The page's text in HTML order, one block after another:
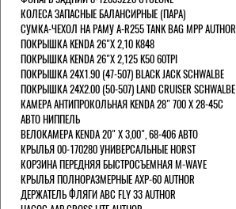
КОЛЕСА ЗАПАСНЫЕ БАЛАНСИРНЫЕ (ПАРА)
CУМКА-ЧЕХОЛ НА РАМУ A-R255 TANK BAG MPP AUTHOR
ПОКРЫШКА KENDA 26"Х 2,10 K848
ПОКРЫШКА KENDA 26"Х 2,125 K50 60TPI
ПОКРЫШКА 24X1.90 (47-507) BLACK JACK SCHWALBE
ПОКРЫШКА 24X2.00 (50-507) LAND CRUISER SCHWALBE
КАМЕРА АНТИПРОКОЛЬНАЯ KENDA 28" 700 Х 28-45C
АВТО НИППЕЛЬ
ВЕЛОКАМЕРА KENDA 20" Х 3,00", 68-406 АВТО
КРЫЛЬЯ 00-170280 УНИВЕРСАЛЬНЫЕ HORST
КОРЗИНА ПЕРЕДНЯЯ БЫСТРОСЪЕМНАЯ M-WAVE
КРЫЛЬЯ ПОЛНОРАЗМЕРНЫЕ AXP-60 AUTHOR
ДЕРЖАТЕЛЬ ФЛЯГИ АВС FLY 33 AUTHOR